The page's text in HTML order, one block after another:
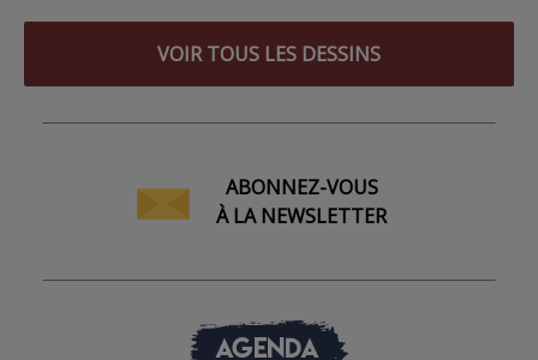
VOIR TOUS LES DESSINS
ABONNEZ-VOUS
À LA NEWSLETTER
AGENDA